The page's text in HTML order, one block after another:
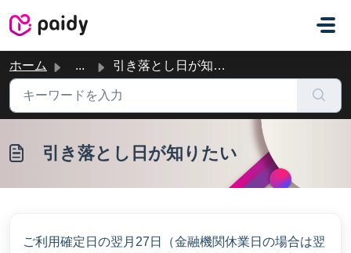
ホーム ... 引き落とし日が知りたい
引き落とし日が知りたい
ご利用確定日の翌月27日（金融機関休業日の場合は翌